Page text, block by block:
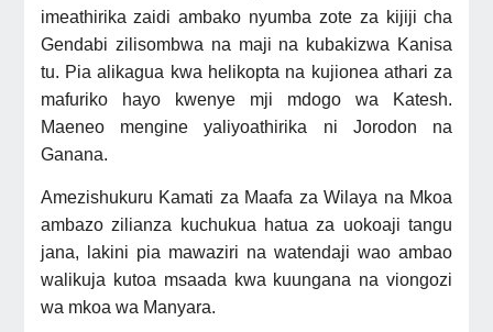
imeathirika zaidi ambako nyumba zote za kijiji cha
Gendabi zilisombwa na maji na kubakizwa Kanisa
tu. Pia alikagua kwa helikopta na kujionea athari za
mafuriko hayo kwenye mji mdogo wa Katesh.
Maeneo mengine yaliyoathirika ni Jorodon na
Ganana.
Amezishukuru Kamati za Maafa za Wilaya na Mkoa
ambazo zilianza kuchukua hatua za uokoaji tangu
jana, lakini pia mawaziri na watendaji wao ambao
walikuja kutoa msaada kwa kuungana na viongozi
wa mkoa wa Manyara.